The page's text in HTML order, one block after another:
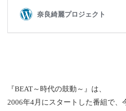
『BEAT～時代の鼓動～』は、
2006年4月にスタートした番組で、